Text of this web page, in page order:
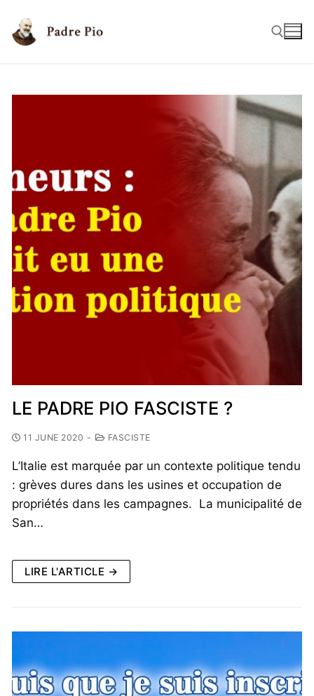
LE PADRE PIO FASCISTE ?
11 JUNE 2020 - FASCISTE
L’Italie est marquée par un contexte politique tendu
: grèves dures dans les usines et occupation de
propriétés dans les campagnes. La municipalité de
San…
LIRE L'ARTICLE →